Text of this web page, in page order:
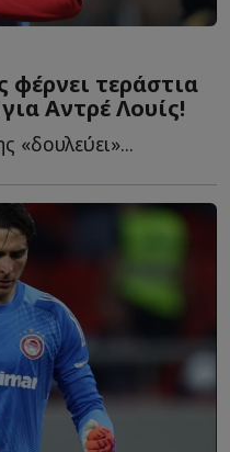
τεράστια
Αντρέ Λουίς!
«δουλεύει»...